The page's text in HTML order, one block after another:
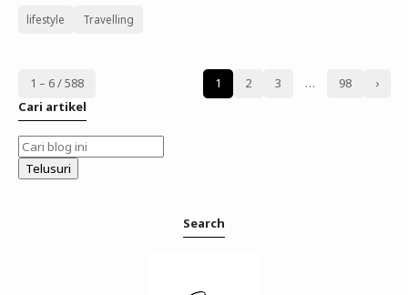
lifestyle Travelling
1 – 6 / 588 1 2 3 … 98
›
Cari artikel
Search